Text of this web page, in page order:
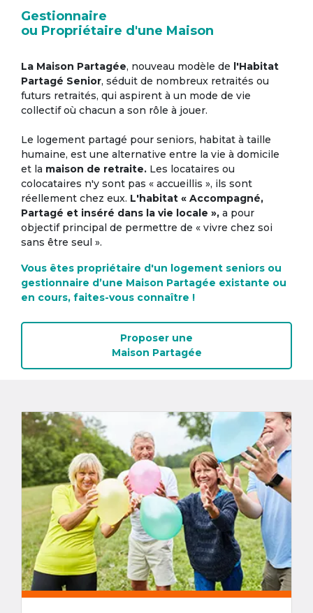
Gestionnaire
ou Propriétaire d'une Maison
La Maison Partagée, nouveau modèle de l'Habitat
Partagé Senior, séduit de nombreux retraités ou
futurs retraités, qui aspirent à un mode de vie
collectif où chacun a son rôle à jouer.
Le logement partagé pour seniors, habitat à taille
humaine, est une alternative entre la vie à domicile
et la maison de retraite. Les locataires ou
colocataires n'y sont pas « accueillis », ils sont
réellement chez eux. L'habitat « Accompagné,
Partagé et inséré dans la vie locale », a pour
objectif principal de permettre de « vivre chez soi
sans être seul ».
Vous êtes propriétaire d'un logement seniors ou
gestionnaire d’une Maison Partagée existante ou
en cours, faites-vous connaître !
Proposer une
Maison Partagée